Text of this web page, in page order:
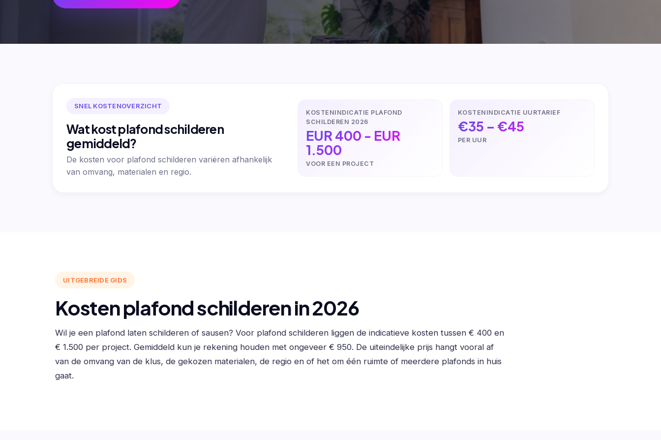
SNEL KOSTENOVERZICHT
Wat kost plafond schilderen
gemiddeld?
De kosten voor plafond schilderen variëren afhankelijk
van omvang, materialen en regio.
KOSTENINDICATIE PLAFOND
SCHILDEREN 2026
EUR 400 - EUR
1.500
VOOR EEN PROJECT
KOSTENINDICATIE UURTARIEF
€35 – €45
PER UUR
UITGEBREIDE GIDS
Kosten plafond schilderen in 2026
Wil je een plafond laten schilderen of sausen? Voor plafond schilderen liggen de indicatieve kosten tussen € 400 en
€ 1.500 per project. Gemiddeld kun je rekening houden met ongeveer € 950. De uiteindelijke prijs hangt vooral af
van de omvang van de klus, de gekozen materialen, de regio en of het om één ruimte of meerdere plafonds in huis
gaat.